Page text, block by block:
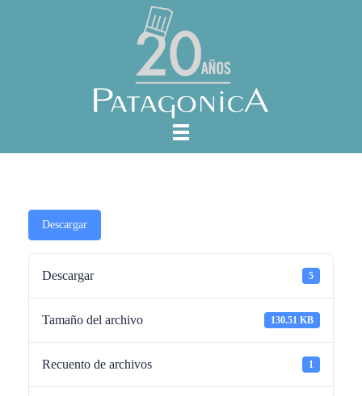
Descargar
Descargar 5
Tamaño del archivo 130.51 KB
Recuento de archivos 1